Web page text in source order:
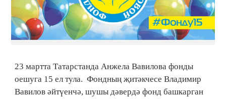
23 мартта Татарстанда Анжела Вавилова фонды
оешуга 15 ел тула. Фондның җитәкчесе Владимир
Вавилов әйтүенчә, шушы дәвердә фонд башкарган